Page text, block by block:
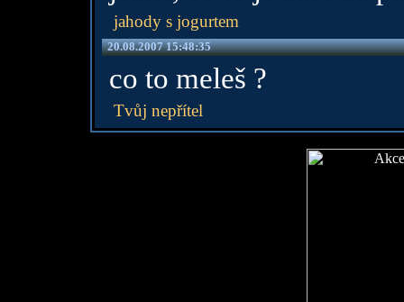
jahody s jogurtem
20.08.2007 15:48:35
co to meleš ?
Tvůj nepřítel